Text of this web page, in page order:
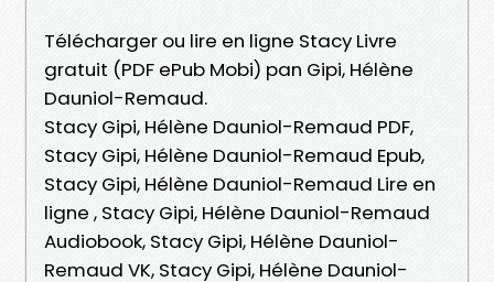
Télécharger ou lire en ligne Stacy Livre
gratuit (PDF ePub Mobi) pan Gipi, Hélène
Dauniol-Remaud.
Stacy Gipi, Hélène Dauniol-Remaud PDF,
Stacy Gipi, Hélène Dauniol-Remaud Epub,
Stacy Gipi, Hélène Dauniol-Remaud Lire en
ligne , Stacy Gipi, Hélène Dauniol-Remaud
Audiobook, Stacy Gipi, Hélène Dauniol-
Remaud VK, Stacy Gipi, Hélène Dauniol-